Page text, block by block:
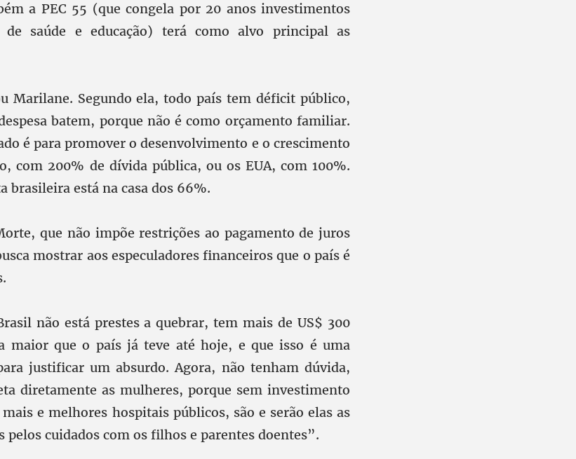
a PEC 55 (que congela por 20 anos investimentos
de saúde e educação) terá como alvo principal as
Marilane. Segundo ela, todo país tem déficit público,
batem, porque não é como orçamento familiar.
é para promover o desenvolvimento e o crescimento
com 200% de dívida pública, ou os EUA, com 100%.
brasileira está na casa dos 66%.
que não impõe restrições ao pagamento de juros
mostrar aos especuladores financeiros que o país é
não está prestes a quebrar, tem mais de US$ 300
maior que o país já teve até hoje, e que isso é uma
justificar um absurdo. Agora, não tenham dúvida,
diretamente as mulheres, porque sem investimento
e melhores hospitais públicos, são e serão elas as
pelos cuidados com os filhos e parentes doentes”.